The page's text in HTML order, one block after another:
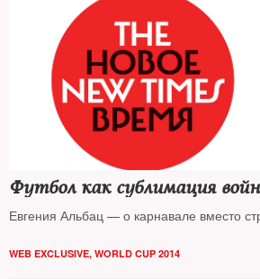
Футбол как сублимация
Евгения Альбац — о карнавале вместо
WEB EXCLUSIVE, WORLD CUP 2014